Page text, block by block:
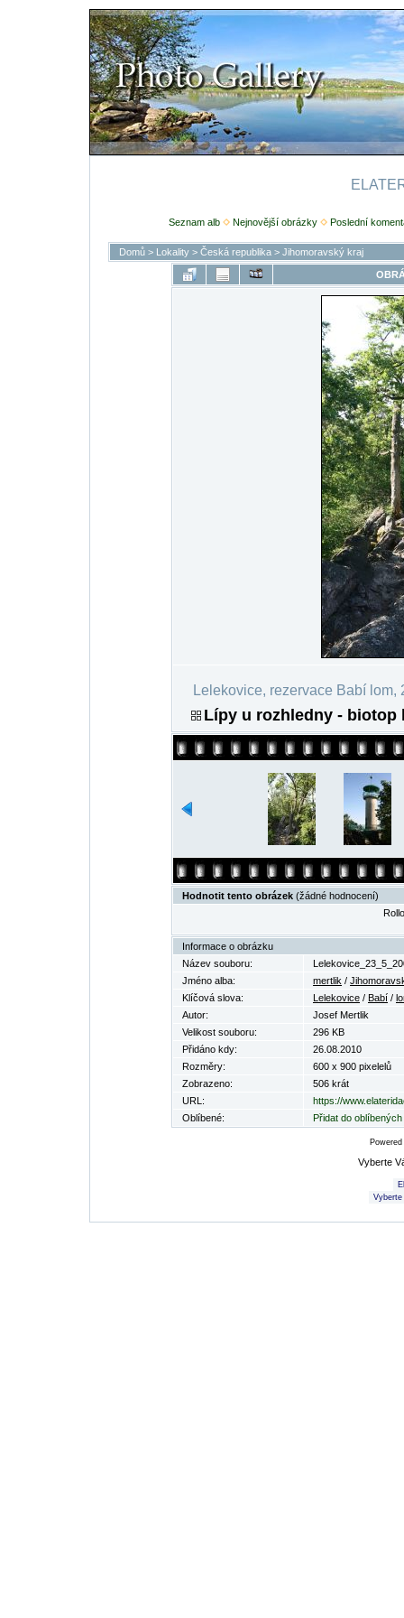
Seznam alb Nejnovější obrázky Poslední
Domů> Lokality> Česká republika> Jihomoravský kraj
Lelekovice, rezervace Babí lom,
Lípy u rozhledny - biotop
Hodnotit tento obrázek (žádné hodnocení)
Informace o obrázku
Název souboru:
Jméno alba:
mertlik /
Klíčová slova:
Lelekovice / Babí /
Autor:
Josef Mertlik
Velikost souboru:
296 KB
Přidáno kdy:
26.08.2010
Rozměry:
600 x 900 pixelelů
Zobrazeno:
506 krát
URL:
https://
Oblíbené:
Přidat do oblíbených
Vyberte